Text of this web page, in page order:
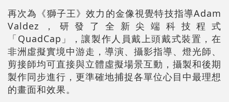
再次為《獅子王》效力的金像視覺特技指導Adam
Valdez，研發了全新尖端科技程式
「QuadCap」，讓製作人員戴上頭戴式裝置，在
非洲虛擬實境中游走，導演、攝影指導、燈光師、
剪接師均可直接與立體虛擬場景互動，攝製和後期
製作同步進行，更準確地捕捉各單位心目中最理想
的畫面和效果。